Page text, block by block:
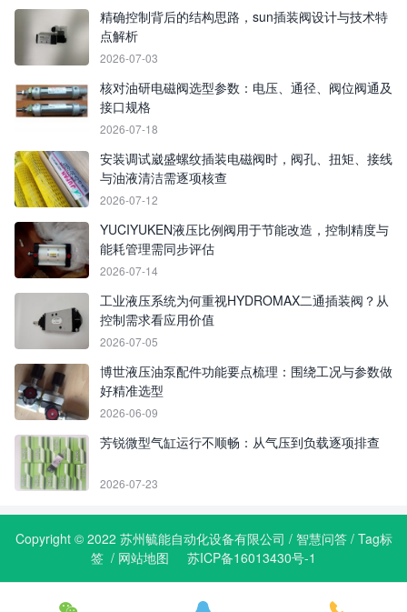
精确控制背后的结构思路，sun插装阀设计与技术特
点解析
2026-07-03
核对油研电磁阀选型参数：电压、通径、阀位阀通及
接口规格
2026-07-18
安装调试崴盛螺纹插装电磁阀时，阀孔、扭矩、接线
与油液清洁需逐项核查
2026-07-12
YUCIYUKEN液压比例阀用于节能改造，控制精度与
能耗管理需同步评估
2026-07-14
工业液压系统为何重视HYDROMAX二通插装阀？从
控制需求看应用价值
2026-07-05
博世液压油泵配件功能要点梳理：围绕工况与参数做
好精准选型
2026-06-09
芳锐微型气缸运行不顺畅：从气压到负载逐项排查
2026-07-23
Copyright © 2022 苏州毓能自动化设备有限公司 / 智慧问答/ Tag标
签 / 网站地图 苏ICP备16013430号-1